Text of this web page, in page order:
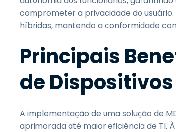
comprometer a privacidade do
híbridas, mantendo a conformidade
Principais
de
A implementação de uma solução de
aprimorada até maior eficiência de TI.